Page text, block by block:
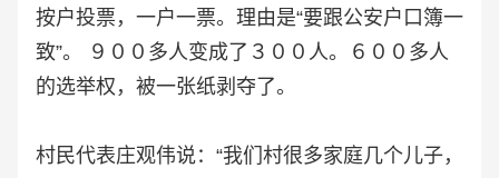
按户投票，一户一票。理由是“要跟公安户口簿一
致”。 ９００多人变成了３００人。６００多人
的选举权，被一张纸剥夺了。
村民代表庄观伟说：“我们村很多家庭几个儿子，